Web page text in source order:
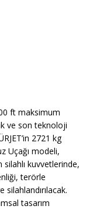
ft maksimum
ve son teknoloji
2721 kg
Uçağı modeli,
kuvvetlerinde,
terörle
tasarım